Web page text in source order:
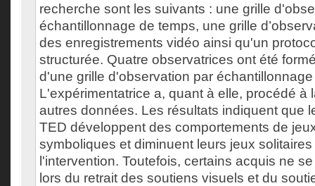
recherche sont les suivants : une grille
échantillonnage de temps, une grille
des enregistrements vidéo ainsi qu'un
structurée. Quatre observatrices ont été
d'une grille d'observation par
L'expérimentatrice a, quant à elle, procédé à
autres données. Les résultats indiquent que
TED développent des comportements de
symboliques et diminuent leurs jeux
l'intervention. Toutefois, certains acquis ne
lors du retrait des soutiens visuels et du